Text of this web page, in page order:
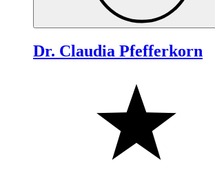
Dr. Claudia Pfefferkorn